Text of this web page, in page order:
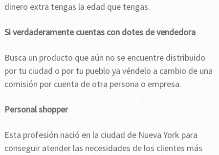
dinero extra tengas la edad que tengas.
Si verdaderamente cuentas con dotes de vendedora
Busca un producto que aún no se encuentre distribuido
por tu ciudad o por tu pueblo ya véndelo a cambio de una
comisión por cuenta de otra persona o empresa.
Personal shopper
Esta profesión nació en la ciudad de Nueva York para
conseguir atender las necesidades de los clientes más